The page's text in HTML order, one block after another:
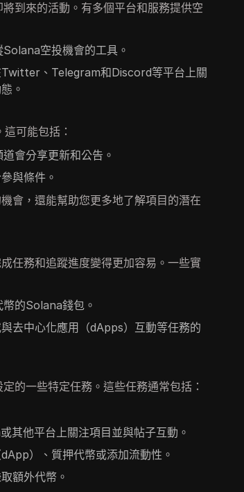
到來的活動。有多個平台和服務提供空
Solana空投機會的工具。
Twitter、Telegram和Discord等平台上關
。
可能包括：
會分享更新和公告。
與條件。
會，還能幫助您更多地了解項目的潛在
任務和追蹤進度變得更加容易。一些實
幣的Solana錢包。
與去中心化應用（dApps）互動等任務的
定的一些特定任務。這些任務通常包括：
其他平台上關注項目並與帖子互動。
）、質押代幣或添加流動性。
額外代幣。